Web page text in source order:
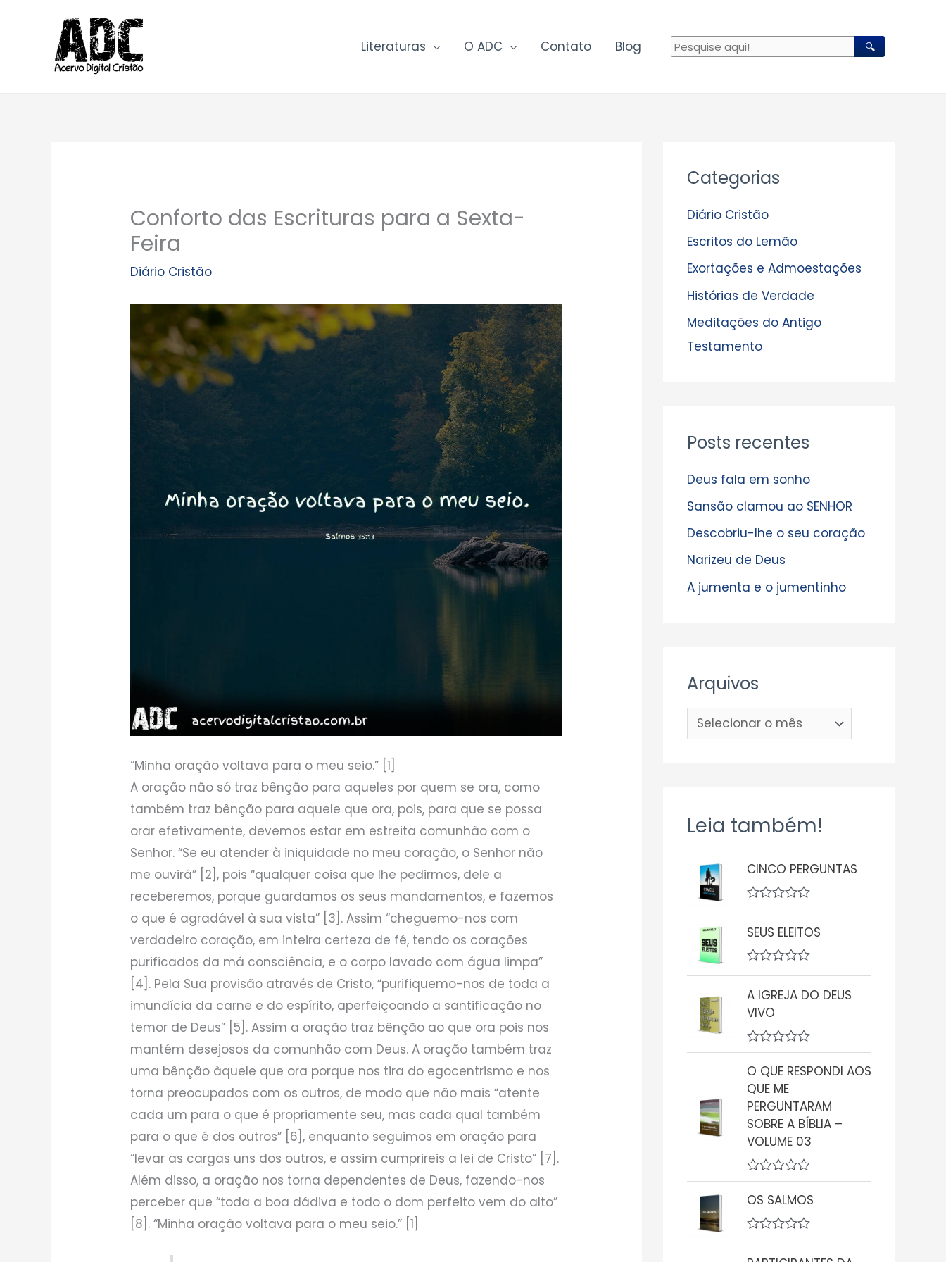
conteúdo
Literaturas O ADC Contato Blog 🔍
Conforto das Escrituras para a Sexta-
Feira
Diário Cristão
“Minha oração voltava para o meu seio.” [1]
A oração não só traz bênção para aqueles por quem se ora, como
também traz bênção para aquele que ora, pois, para que se possa
orar efetivamente, devemos estar em estreita comunhão com o
Senhor. “Se eu atender à iniquidade no meu coração, o Senhor não
me ouvirá” [2], pois “qualquer coisa que lhe pedirmos, dele a
receberemos, porque guardamos os seus mandamentos, e fazemos
o que é agradável à sua vista” [3]. Assim “cheguemo-nos com
verdadeiro coração, em inteira certeza de fé, tendo os corações
purificados da má consciência, e o corpo lavado com água limpa”
[4]. Pela Sua provisão através de Cristo, “purifiquemo-nos de toda a
imundícia da carne e do espírito, aperfeiçoando a santificação no
temor de Deus” [5]. Assim a oração traz bênção ao que ora pois nos
mantém desejosos da comunhão com Deus. A oração também traz
uma bênção àquele que ora porque nos tira do egocentrismo e nos
torna preocupados com os outros, de modo que não mais “atente
cada um para o que é propriamente seu, mas cada qual também
para o que é dos outros” [6], enquanto seguimos em oração para
“levar as cargas uns dos outros, e assim cumprireis a lei de Cristo” [7].
Além disso, a oração nos torna dependentes de Deus, fazendo-nos
perceber que “toda a boa dádiva e todo o dom perfeito vem do alto”
[8]. “Minha oração voltava para o meu seio.” [1]
Categorias
Diário Cristão
Escritos do Lemão
Exortações e Admoestações
Histórias de Verdade
Meditações do Antigo
Testamento
Posts recentes
Deus fala em sonho
Sansão clamou ao SENHOR
Descobriu-lhe o seu coração
Narizeu de Deus
A jumenta e o jumentinho
Arquivos
r
u
i
v
o
s
Leia também!
CINCO PERGUNTAS
A
a
i
ã
o
0
d
e
5
SEUS ELEITOS
A
a
l
i
a
ç
ã
o
d
e
5
A IGREJA DO DEUS
VIVO
A
v
a
l
i
a
ç
ã
o
0
d
e
5
O QUE RESPONDI AOS
QUE ME
PERGUNTARAM
SOBRE A BÍBLIA –
VOLUME 03
A
v
a
i
a
OS SALMOS
A